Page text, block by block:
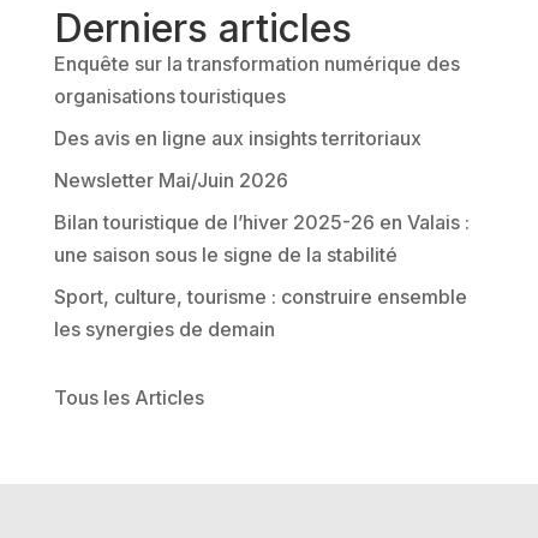
r
n
a
t
i
v
Derniers articles
Enquête sur la transformation numérique des
organisations touristiques
Des avis en ligne aux insights territoriaux
Newsletter Mai/Juin 2026
Bilan touristique de l’hiver 2025-26 en Valais :
une saison sous le signe de la stabilité
Sport, culture, tourisme : construire ensemble
les synergies de demain
Tous les Articles